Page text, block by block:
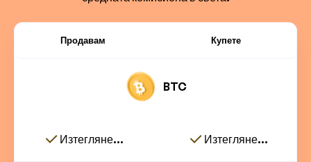
Продавам Купете
BTC
Изтегляне... Изтегляне...